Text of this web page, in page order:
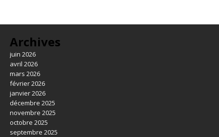
Archives
juin 2026
avril 2026
mars 2026
février 2026
janvier 2026
décembre 2025
novembre 2025
octobre 2025
septembre 2025